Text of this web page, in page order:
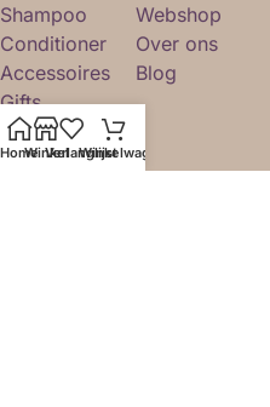
Shampoo
Conditioner
Accessoires
Gifts
Webshop
Over ons
Blog
HomeWinkelVerlanglijstWinkelwagen